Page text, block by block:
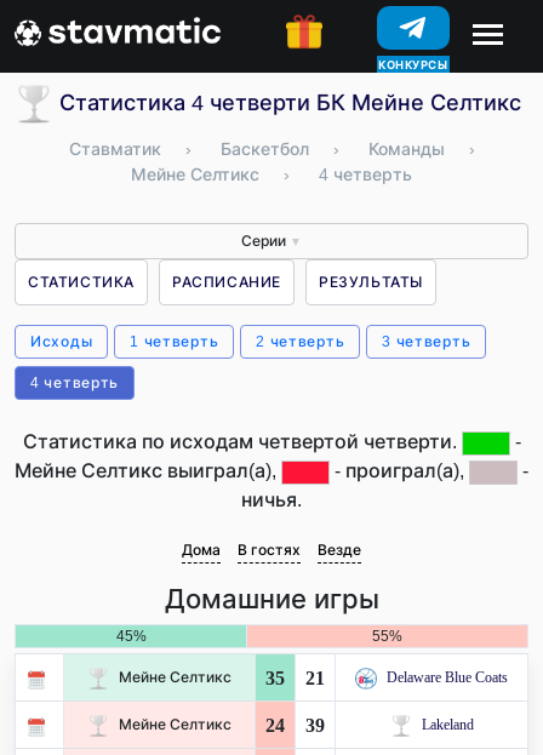
КОНКУРСЫ
Статистика 4 четверти БК Мейне Селтикс
Ставматик › Баскетбол › Команды
›
Мейне Селтикс
› 4 четверть
Серии ▼
СТАТИСТИКА РАСПИСАНИЕ РЕЗУЛЬТАТЫ
Исходы 1 четверть 2 четверть 3 четверть
4 четверть
Статистика по исходам четвертой четверти.
-
Мейне Селтикс выиграл(а),
- проиграл(а),
-
ничья.
Дома В гостях Везде
Домашние игры
45% 55%
Мейне Селтикс 35 21 Delaware Blue Coats
Мейне Селтикс 24 39 Lakeland